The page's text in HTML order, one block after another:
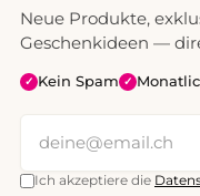
Neue Produkte,
Geschenkideen —
✓ Kein Spam ✓
Ich akzeptiere die